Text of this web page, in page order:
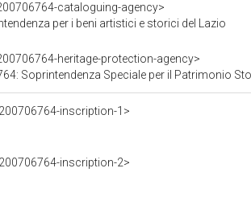
cataloguing-agency>
per i beni artistici e storici del Lazio
heritage-protection-agency>
Soprintendenza Speciale per il Patrimonio Storico
inscription-1>
inscription-2>